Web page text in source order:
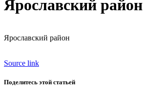
Ярославский район
Ярославский район
Source link
Поделитесь этой статьей